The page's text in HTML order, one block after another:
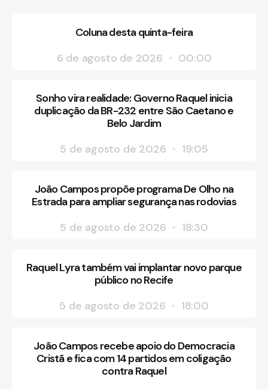
Coluna desta quinta-feira
6 de agosto de 2026
00:00
Sonho vira realidade: Governo Raquel inicia
duplicação da BR-232 entre São Caetano e
Belo Jardim
5 de agosto de 2026
19:05
João Campos propõe programa De Olho na
Estrada para ampliar segurança nas rodovias
5 de agosto de 2026
18:30
Raquel Lyra também vai implantar novo parque
público no Recife
5 de agosto de 2026
18:00
João Campos recebe apoio do Democracia
Cristã e fica com 14 partidos em coligação
contra Raquel